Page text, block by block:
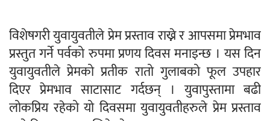
विशेषगरी युवायुवतीले प्रेम प्रस्ताव राख्ने र आपसमा प्रेमभाव
प्रस्तुत गर्ने पर्वको रुपमा प्रणय दिवस मनाइन्छ । यस दिन
युवायुवतीले प्रेमको प्रतीक रातो गुलाबको फूल उपहार
दिएर प्रेमभाव साटासाट गर्दछन् । युवापुस्तामा बढी
लोकप्रिय रहेको यो दिवसमा युवायुवतीहरुले प्रेम प्रस्ताव